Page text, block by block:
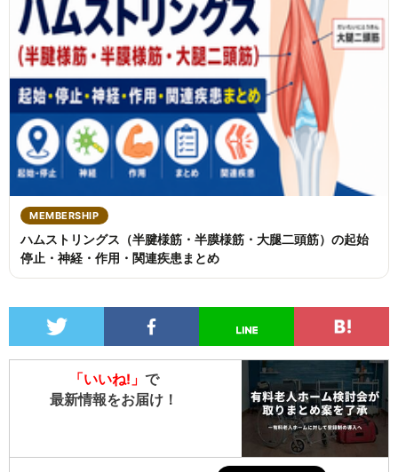
MEMBERSHIP
ハムストリングス（半腱様筋・半膜様筋・大腿二頭筋）の起始
停止・神経・作用・関連疾患まとめ
「いいね!」 で
最新情報をお届け！